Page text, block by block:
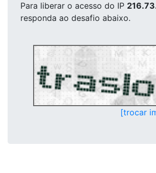
Para liberar o acesso do IP
responda ao desafio abaixo.
[trocar